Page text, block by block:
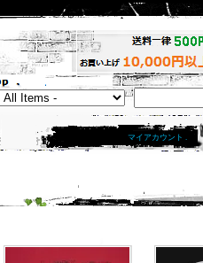
マイアカウント .